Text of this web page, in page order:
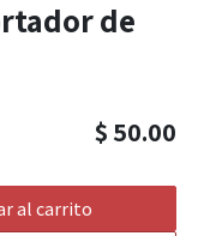
de
al carrito
$ 50.00